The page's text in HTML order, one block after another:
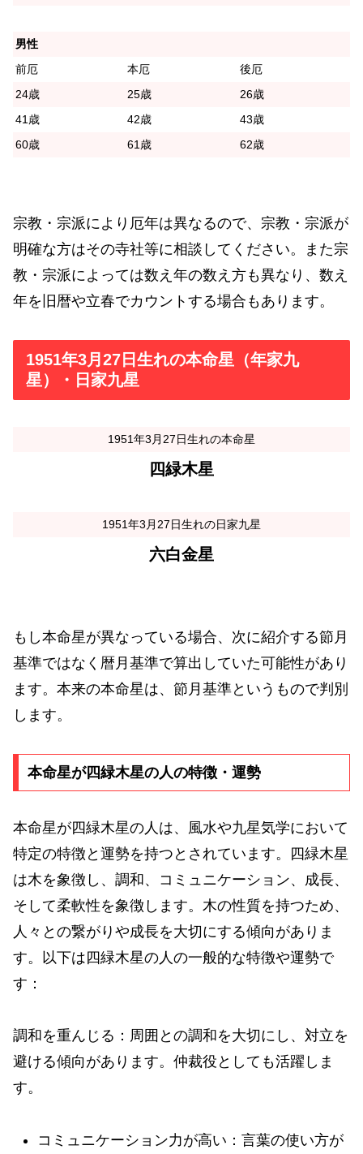
男性
前厄
本厄
後厄
24歳
25歳
26歳
41歳
42歳
43歳
60歳
61歳 62歳
宗教・宗派により厄年は異なるので、宗教・宗派が
明確な方はその寺社等に相談してください。また宗
教・宗派によっては数え年の数え方も異なり、数え
年を旧暦や立春でカウントする場合もあります。
1951年3月27日生れの本命星（年家九
星）・日家九星
1951年3月27日生れの本命星
四緑木星
1951年3月27日生れの日家九星
六白金星
もし本命星が異なっている場合、次に紹介する節月
基準ではなく暦月基準で算出していた可能性があり
ます。本来の本命星は、節月基準というもので判別
します。
本命星が四緑木星の人の特徴・運勢
本命星が四緑木星の人は、風水や九星気学において
特定の特徴と運勢を持つとされています。四緑木星
は木を象徴し、調和、コミュニケーション、成長、
そして柔軟性を象徴します。木の性質を持つため、
人々との繋がりや成長を大切にする傾向がありま
す。以下は四緑木星の人の一般的な特徴や運勢で
す：
調和を重んじる：周囲との調和を大切にし、対立を
避ける傾向があります。仲裁役としても活躍しま
す。
コミュニケーション力が高い：言葉の使い方が